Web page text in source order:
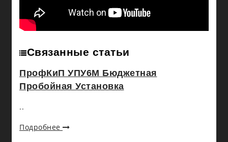
Связанные статьи
ПрофКиП УПУ6М Бюджетная
Пробойная Установка
..
Подробнее